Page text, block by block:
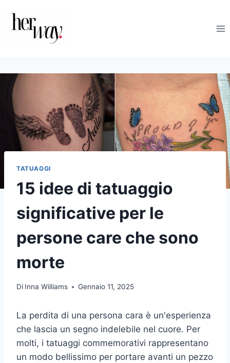
contenuto
TATUAGGI
15 idee di tatuaggio
significative per le
persone care che sono
morte
Di Inna Williams Gennaio 11, 2025
La perdita di una persona cara è un'esperienza
che lascia un segno indelebile nel cuore. Per
molti, i tatuaggi commemorativi rappresentano
un modo bellissimo per portare avanti un pezzo